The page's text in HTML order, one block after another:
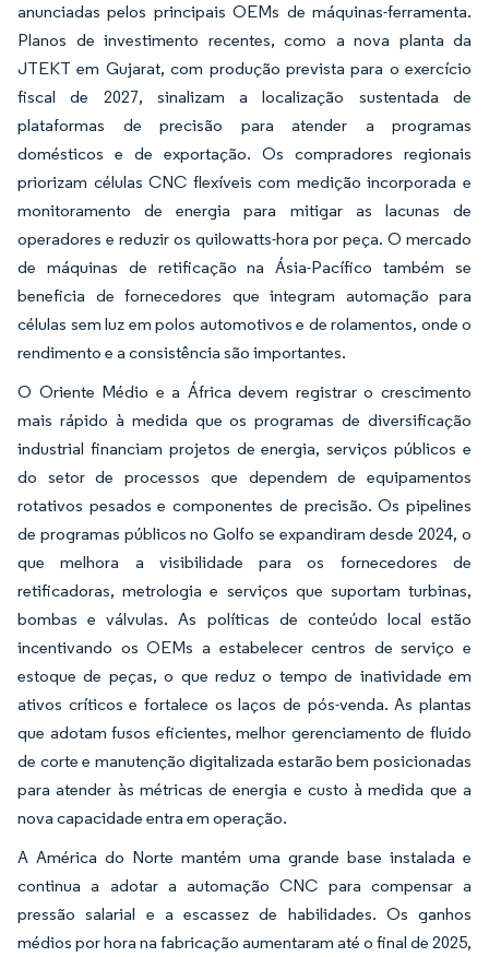
anunciadas pelos principais OEMs de máquinas-ferramenta.
Planos de investimento recentes, como a nova planta da
JTEKT em Gujarat, com produção prevista para o exercício
fiscal de 2027, sinalizam a localização sustentada de
plataformas de precisão para atender a programas
domésticos e de exportação. Os compradores regionais
priorizam células CNC flexíveis com medição incorporada e
monitoramento de energia para mitigar as lacunas de
operadores e reduzir os quilowatts-hora por peça. O mercado
de máquinas de retificação na Ásia-Pacífico também se
beneficia de fornecedores que integram automação para
células sem luz em polos automotivos e de rolamentos, onde o
rendimento e a consistência são importantes.
O Oriente Médio e a África devem registrar o crescimento
mais rápido à medida que os programas de diversificação
industrial financiam projetos de energia, serviços públicos e
do setor de processos que dependem de equipamentos
rotativos pesados e componentes de precisão. Os pipelines
de programas públicos no Golfo se expandiram desde 2024, o
que melhora a visibilidade para os fornecedores de
retificadoras, metrologia e serviços que suportam turbinas,
bombas e válvulas. As políticas de conteúdo local estão
incentivando os OEMs a estabelecer centros de serviço e
estoque de peças, o que reduz o tempo de inatividade em
ativos críticos e fortalece os laços de pós-venda. As plantas
que adotam fusos eficientes, melhor gerenciamento de fluido
de corte e manutenção digitalizada estarão bem posicionadas
para atender às métricas de energia e custo à medida que a
nova capacidade entra em operação.
A América do Norte mantém uma grande base instalada e
continua a adotar a automação CNC para compensar a
pressão salarial e a escassez de habilidades. Os ganhos
médios por hora na fabricação aumentaram até o final de 2025,